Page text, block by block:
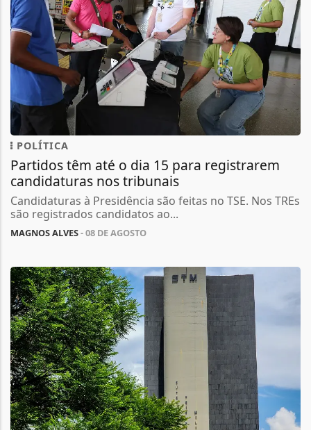
POLÍTICA
Partidos têm até o dia 15 para registrarem
candidaturas nos tribunais
Candidaturas à Presidência são feitas no TSE. Nos TREs
são registrados candidatos ao...
MAGNOS ALVES- 08 DE AGOSTO